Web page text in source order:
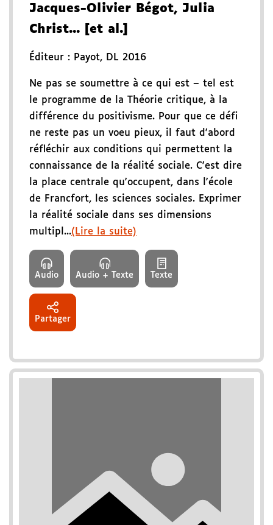
Jacques-Olivier Bégot, Julia
Christ... [et al.]
Éditeur : Payot, DL 2016
Ne pas se soumettre à ce qui est – tel est
le programme de la Théorie critique, à la
différence du positivisme. Pour que ce défi
ne reste pas un voeu pieux, il faut d'abord
réfléchir aux conditions qui permettent la
connaissance de la réalité sociale. C'est dire
la place centrale qu'occupent, dans l'école
de Francfort, les sciences sociales. Exprimer
la réalité sociale dans ses dimensions
multipl...(Lire la suite)
Audio Audio + Texte Texte
Partager